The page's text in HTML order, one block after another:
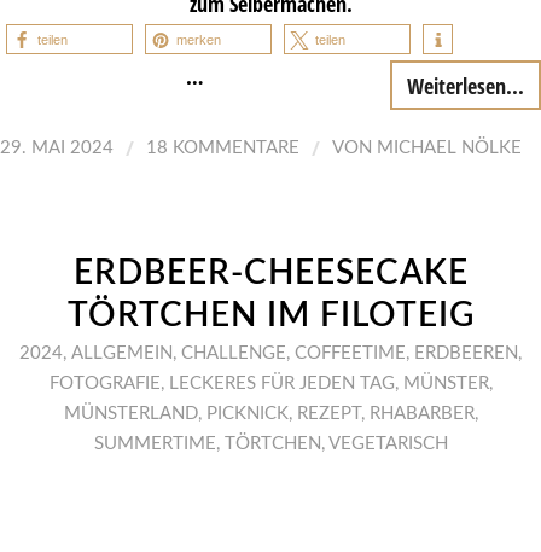
teilen merken teilen
… Weiterlesen...
29. MAI 2024 / 18 KOMMENTARE / VON MICHAEL NÖLKE
ERDBEER-CHEESECAKE
TÖRTCHEN IM FILOTEIG
2024, ALLGEMEIN , CHALLENGE, COFFEETIME, ERDBEEREN ,
FOTOGRAFIE, LECKERES FÜR JEDEN TAG, MÜNSTER,
MÜNSTERLAND, PICKNICK, REZEPT, RHABARBER,
SUMMERTIME, TÖRTCHEN , VEGETARISCH